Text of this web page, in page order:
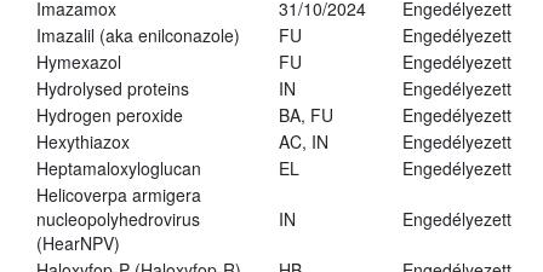
Imazamox
31/10/2024
Engedélyezett
Imazalil (aka enilconazole)
FU
Engedélyezett
Hymexazol
FU
Engedélyezett
Hydrolysed proteins
IN
Engedélyezett
Hydrogen peroxide
BA, FU
Engedélyezett
Hexythiazox
AC, IN
Engedélyezett
Heptamaloxyloglucan
EL
Engedélyezett
Helicoverpa armigera
nucleopolyhedrovirus
(HearNPV)
IN Engedélyezett